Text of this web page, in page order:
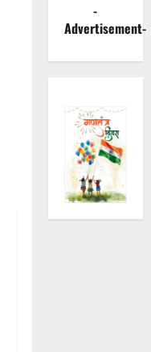
-
Advertisement-